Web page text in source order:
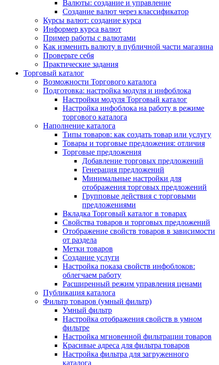
Валюты: создание и управление
Создание валют через классификатор
Курсы валют: создание курса
Информер курса валют
Пример работы с валютами
Как изменить валюту в публичной части магазина
Проверьте себя
Практические задания
Торговый каталог
Возможности Торгового каталога
Подготовка: настройка модуля и инфоблока
Настройки модуля Торговый каталог
Настройка инфоблока на работу в режиме
торгового каталога
Наполнение каталога
Типы товаров: как создать товар или услугу
Товары и торговые предложения: отличия
Торговые предложения
Добавление торговых предложений
Генерация предложений
Минимальные настройки для
отображения торговых предложений
Групповые действия с торговыми
предложениями
Вкладка Торговый каталог в товарах
Свойства товаров и торговых предложений
Отображение свойств товаров в зависимости
от раздела
Метки товаров
Создание услуги
Настройка показа свойств инфоблоков:
облегчаем работу
Расширенный режим управления ценами
Публикация каталога
Фильтр товаров (умный фильтр)
Умный фильтр
Настройка отображения свойств в умном
фильтре
Настройка мгновенной фильтрации товаров
Красивые адреса для фильтра товаров
Настройка фильтра для загруженного
каталога